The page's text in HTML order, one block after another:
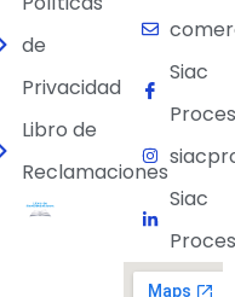
de
Privacidad
Libro de
Reclamaciones
Siac
Siac